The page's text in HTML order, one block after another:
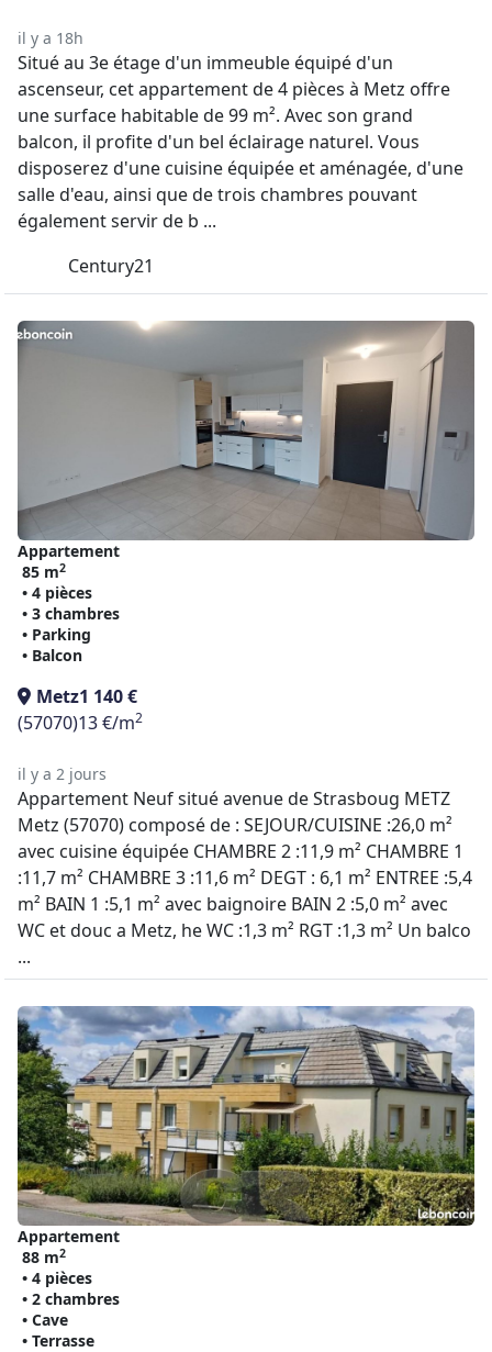
il y a 18h
Situé au 3e étage d'un immeuble équipé d'un
ascenseur, cet appartement de 4 pièces à Metz offre
une surface habitable de 99 m². Avec son grand
balcon, il profite d'un bel éclairage naturel. Vous
disposerez d'une cuisine équipée et aménagée, d'une
salle d'eau, ainsi que de trois chambres pouvant
également servir de b ...
Century21
Appartement
85 m2
• 4 pièces
• 3 chambres
• Parking
• Balcon
Metz1 140 €
(57070)13 €/m2
il y a 2 jours
Appartement Neuf situé avenue de Strasboug METZ
Metz (57070) composé de : SEJOUR/CUISINE :26,0 m²
avec cuisine équipée CHAMBRE 2 :11,9 m² CHAMBRE 1
:11,7 m² CHAMBRE 3 :11,6 m² DEGT : 6,1 m² ENTREE :5,4
m² BAIN 1 :5,1 m² avec baignoire BAIN 2 :5,0 m² avec
WC et douc a Metz, he WC :1,3 m² RGT :1,3 m² Un balco
...
Appartement
88 m2
• 4 pièces
• 2 chambres
• Cave
• Terrasse